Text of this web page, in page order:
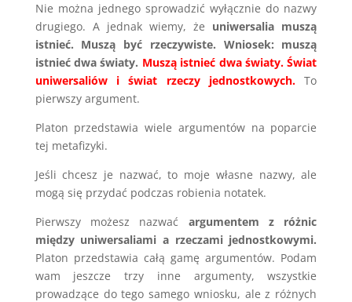
Nie można jednego sprowadzić wyłącznie do nazwy
drugiego. A jednak wiemy, że uniwersalia muszą
istnieć. Muszą być rzeczywiste. Wniosek: muszą
istnieć dwa światy. Muszą istnieć dwa światy. Świat
uniwersaliów i świat rzeczy jednostkowych.To
pierwszy argument.
Platon przedstawia wiele argumentów na poparcie
tej metafizyki.
Jeśli chcesz je nazwać, to moje własne nazwy, ale
mogą się przydać podczas robienia notatek.
Pierwszy możesz nazwać argumentem z różnic
między uniwersaliami a rzeczami jednostkowymi.
Platon przedstawia całą gamę argumentów. Podam
wam jeszcze trzy inne argumenty, wszystkie
prowadzące do tego samego wniosku, ale z różnych